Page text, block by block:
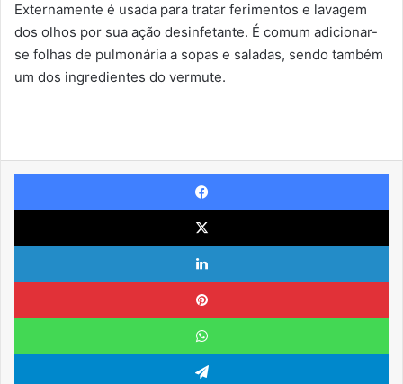
Externamente é usada para tratar ferimentos e lavagem
dos olhos por sua ação desinfetante. É comum adicionar-
se folhas de pulmonária a sopas e saladas, sendo também
um dos ingredientes do vermute.